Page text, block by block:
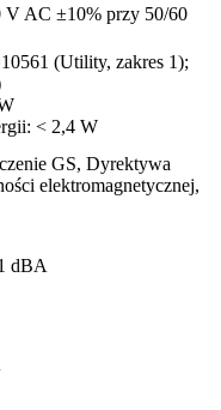
V AC ±10% przy 50/60
(Utility, zakres 1);
< 2,4 W
GS, Dyrektywa
elektromagnetycznej,
dBA